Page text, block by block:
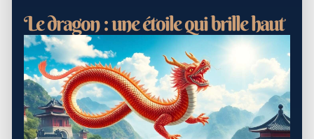
Le dragon : une étoile qui brille haut